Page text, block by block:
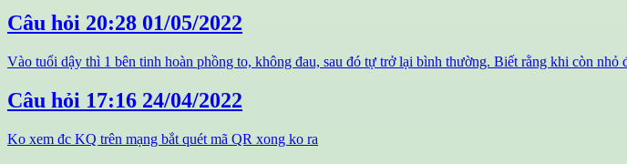
Câu hỏi 20:28 01/05/2022
Vào tuổi dậy thì 1 bên tinh hoàn phồng to, không đau, sau đó tự trở lại bình thường. Biết rằng khi còn
Câu hỏi 17:16 24/04/2022
Ko xem đc KQ trên mạng bắt quét mã QR xong ko ra